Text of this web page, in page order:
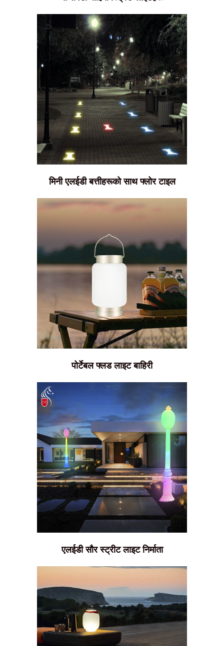
मिनी एलईडी बत्तीहरूको साथ फ्लोर टाइल
पोर्टेबल फ्लड लाइट बाहिरी
एलईडी सौर स्ट्रीट लाइट निर्माता